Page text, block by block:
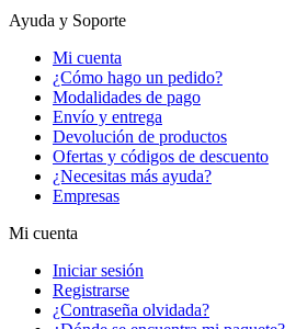
Ayuda y Soporte
Mi cuenta
¿Cómo hago un pedido?
Modalidades de pago
Envío y entrega
Devolución de productos
Ofertas y códigos de descuento
¿Necesitas más ayuda?
Empresas
Mi cuenta
Iniciar sesión
Registrarse
¿Contraseña olvidada?